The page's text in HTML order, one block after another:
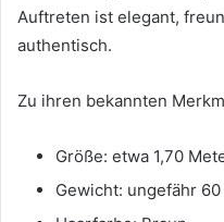
Auftreten ist elegant,
authentisch.
Zu ihren bekannten
Größe: etwa 1,70
Gewicht: ungefähr